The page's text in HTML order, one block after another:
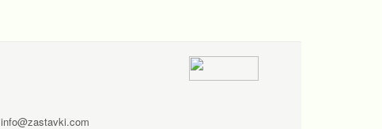
info@zastavki.com